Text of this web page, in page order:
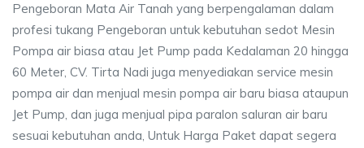
Pengeboran Mata Air Tanah yang berpengalaman dalam
profesi tukang Pengeboran untuk kebutuhan sedot Mesin
Pompa air biasa atau Jet Pump pada Kedalaman 20 hingga
60 Meter, CV. Tirta Nadi juga menyediakan service mesin
pompa air dan menjual mesin pompa air baru biasa ataupun
Jet Pump, dan juga menjual pipa paralon saluran air baru
sesuai kebutuhan anda, Untuk Harga Paket dapat segera